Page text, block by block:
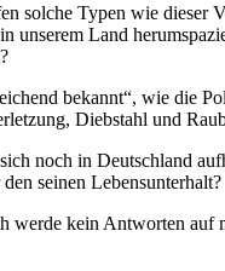
solche Typen wie dieser
unserem Land
bekannt“, wie die
Diebstahl und
noch in Deutschland
seinen Lebensunterhalt?
werde kein Antworten auf